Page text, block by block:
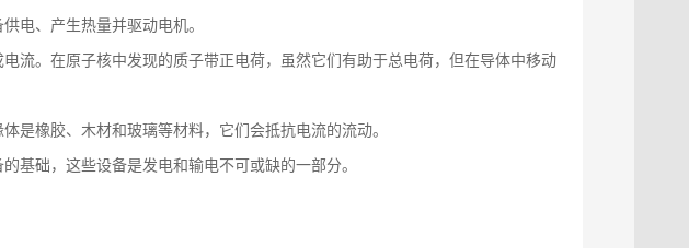
电、产生热量并驱动电机。
流。在原子核中发现的质子带正电荷，虽然它们有助于总电荷，但在导体中移动
是橡胶、木材和玻璃等材料，它们会抵抗电流的流动。
基础，这些设备是发电和输电不可或缺的一部分。